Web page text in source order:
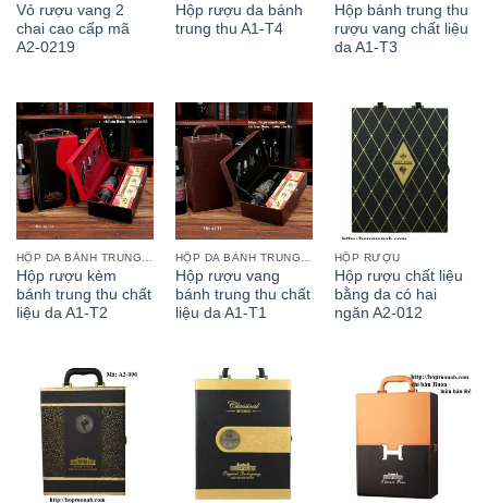
Vỏ rượu vang 2
chai cao cấp mã
A2-0219
Hộp rượu da bánh
trung thu A1-T4
Hộp bánh trung thu
rượu vang chất liệu
da A1-T3
Hộp rượu kèm
bánh trung thu chất
liệu da A1-T2
Hộp rượu vang
bánh trung thu chất
liệu da A1-T1
HỘP RƯỢU
Hộp rượu chất liệu
bằng da có hai
ngăn A2-012